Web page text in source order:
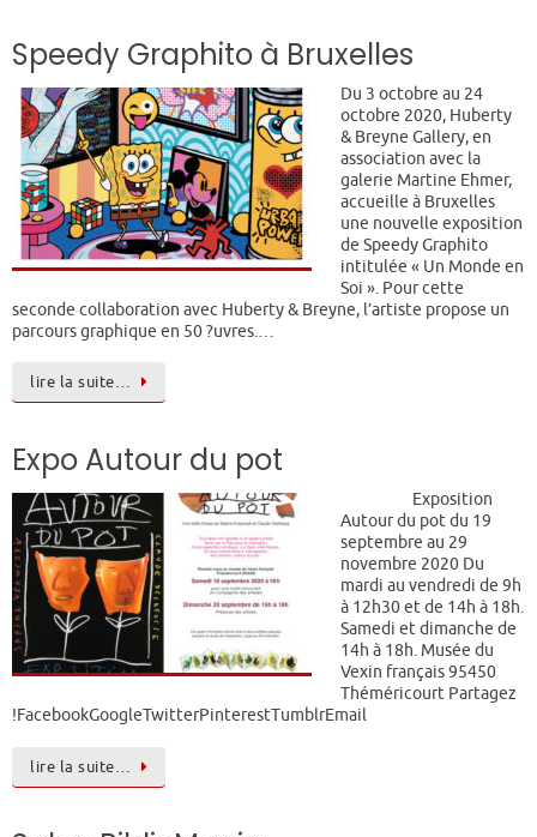
Speedy Graphito à Bruxelles
Du 3 octobre au 24
octobre 2020, Huberty
& Breyne Gallery, en
association avec la
galerie Martine Ehmer,
accueille à Bruxelles
une nouvelle exposition
de Speedy Graphito
intitulée « Un Monde en
Soi ». Pour cette
seconde collaboration avec Huberty & Breyne, l’artiste propose un
parcours graphique en 50 ?uvres.…
lire la suite…
Expo Autour du pot
Exposition
Autour du pot du 19
septembre au 29
novembre 2020 Du
mardi au vendredi de 9h
à 12h30 et de 14h à 18h.
Samedi et dimanche de
14h à 18h. Musée du
Vexin français 95450
Théméricourt Partagez
!FacebookGoogleTwitterPinterestTumblrEmail
lire la suite…